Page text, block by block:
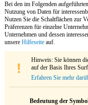
Bei den im Folgenden
Nutzung von Daten für
Nutzen Sie die Schaltflächen zur
Präferenzen für einzelne
Unternehmen und dessen
unsere Hilfeseite auf.
Hinweis: Sie können
auf der Basis Ihres
Erfahren Sie mehr
Bedeutung der